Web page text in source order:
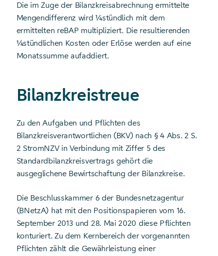
Die im Zuge der Bilanzkreisabrechnung ermittelte
Mengendifferenz wird ¼stündlich mit dem
ermittelten reBAP multipliziert. Die resultierenden
¼stündlichen Kosten oder Erlöse werden auf eine
Monatssumme aufaddiert.
Bilanzkreistreue
Zu den Aufgaben und Pflichten des
Bilanzkreisverantwortlichen (BKV) nach § 4 Abs. 2 S.
2 StromNZV in Verbindung mit Ziffer 5 des
Standardbilanzkreisvertrags gehört die
ausgeglichene Bewirtschaftung der Bilanzkreise.
Die Beschlusskammer 6 der Bundesnetzagentur
(BNetzA) hat mit den Positionspapieren vom 16.
September 2013 und 28. Mai 2020 diese Pflichten
konturiert. Zu dem Kernbereich der vorgenannten
Pflichten zählt die Gewährleistung einer